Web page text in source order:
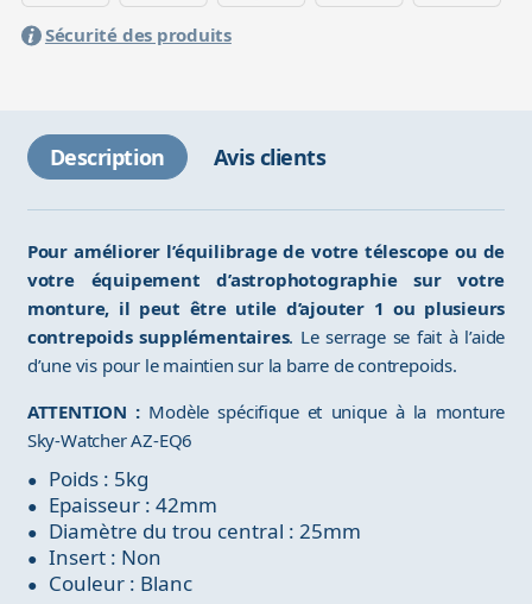
Sécurité des produits
Description Avis clients
Pour améliorer l’équilibrage de votre télescope ou de
votre équipement d’astrophotographie sur votre
monture, il peut être utile d’ajouter 1 ou plusieurs
contrepoids supplémentaires. Le serrage se fait à l’aide
d’une vis pour le maintien sur la barre de contrepoids.
ATTENTION : Modèle spécifique et unique à la monture
Sky-Watcher AZ-EQ6
Poids : 5kg
Epaisseur : 42mm
Diamètre du trou central : 25mm
Insert : Non
Couleur : Blanc